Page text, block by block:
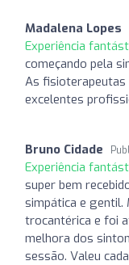
Madalena Lopes
Experiência
começando pela
As fisioterapeutas
excelentes
Bruno Cidade
Experiência
super bem
simpática e gentil.
trocantérica e foi
melhora dos
sessão. Valeu